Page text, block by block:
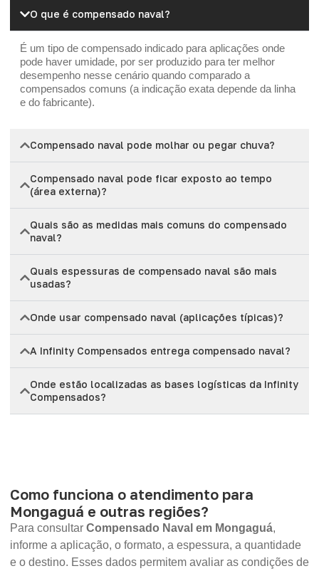
O que é compensado naval?
É um tipo de compensado indicado para aplicações onde
pode haver umidade, por ser produzido para ter melhor
desempenho nesse cenário quando comparado a
compensados comuns (a indicação exata depende da linha
e do fabricante).
Compensado naval pode molhar ou pegar chuva?
Compensado naval pode ficar exposto ao tempo
(área externa)?
Quais são as medidas mais comuns do compensado
naval?
Quais espessuras de compensado naval são mais
usadas?
Onde usar compensado naval (aplicações típicas)?
A Infinity Compensados entrega compensado naval?
Onde estão localizadas as bases logísticas da Infinity
Compensados?
Como funciona o atendimento para
Mongaguá e outras regiões?
Para consultar Compensado Naval em Mongaguá,
informe a aplicação, o formato, a espessura, a quantidade
e o destino. Esses dados permitem avaliar as condições de